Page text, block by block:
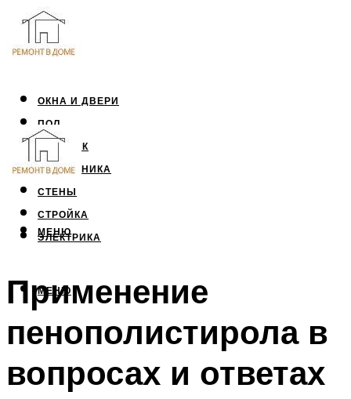
ОКНА И ДВЕРИ
ПОЛ
ПОТОЛОК
САНТЕХНИКА
СТЕНЫ
СТРОЙКА
ЭЛЕКТРИКА
МЕНЮ
МЕНЮ
Применение
пенополистирола в
вопросах и ответах